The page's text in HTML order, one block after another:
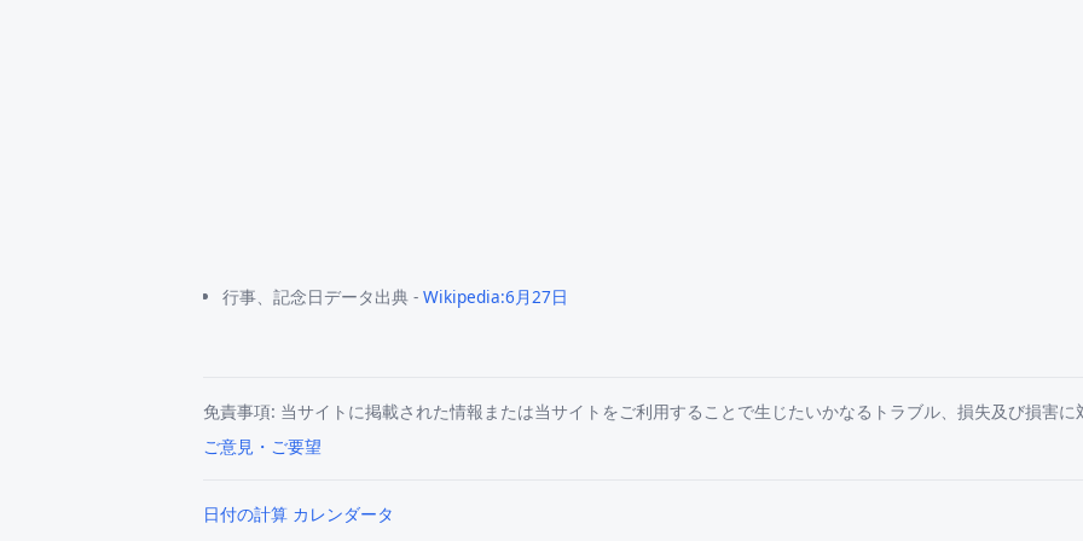
行事、記念日データ出典 -Wikipedia:6月27日
免責事項: 当サイトに掲載された情報または当サイトをご利用することで生じたいかなるトラブル、損失及び損害に
ご意見・ご要望
日付の計算 カレンダータ